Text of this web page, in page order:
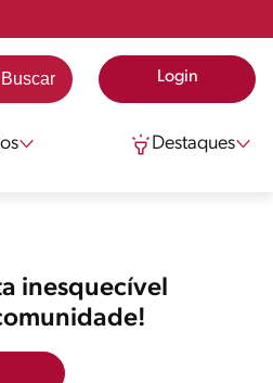
Login
Destaques
inesquecível